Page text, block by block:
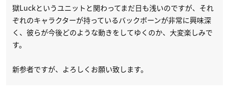
獄Luckというユニットと関わってまだ日も浅いのですが、それ
ぞれのキャラクターが持っているバックボーンが非常に興味深
く、彼らが今後どのような動きをしてゆくのか、大変楽しみで
す。
新参者ですが、よろしくお願い致します。